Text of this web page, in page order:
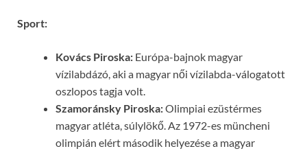
Sport:
Kovács Piroska: Európa-bajnok magyar
vízilabdázó, aki a magyar női vízilabda-válogatott
oszlopos tagja volt.
Szamoránsky Piroska:Olimpiai ezüstérmes
magyar atléta, súlylökő. Az 1972-es müncheni
olimpián elért második helyezése a magyar